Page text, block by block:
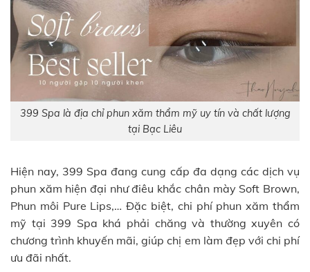
399 Spa là địa chỉ phun xăm thẩm mỹ uy tín và chất lượng
tại Bạc Liêu
Hiện nay, 399 Spa đang cung cấp đa dạng các dịch vụ
phun xăm hiện đại như điêu khắc chân mày Soft Brown,
Phun môi Pure Lips,… Đặc biệt, chi phí phun xăm thẩm
mỹ tại 399 Spa khá phải chăng và thường xuyên có
chương trình khuyến mãi, giúp chị em làm đẹp với chi phí
ưu đãi nhất.